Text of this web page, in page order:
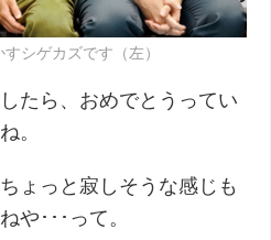
シゲカズです（左）
たら、おめでとうってい
。
ょっと寂しそうな感じも
や･･･って。